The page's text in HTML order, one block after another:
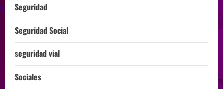
Seguridad
Seguridad Social
seguridad vial
Sociales